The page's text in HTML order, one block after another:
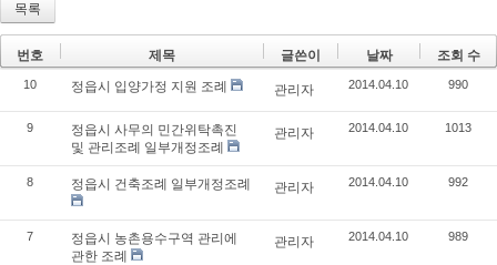
목록
번호 제목 글쓴이 날짜 조회 수
10 정읍시 입양가정 지원 조례 관리자 2014.04.10 990
9
정읍시 사무의 민간위탁촉진
및 관리조례 일부개정조례
관리자 2014.04.10 1013
8 정읍시 건축조례 일부개정조례 관리자 2014.04.10 992
7
정읍시 농촌용수구역 관리에
관한 조례
관리자 2014.04.10 989